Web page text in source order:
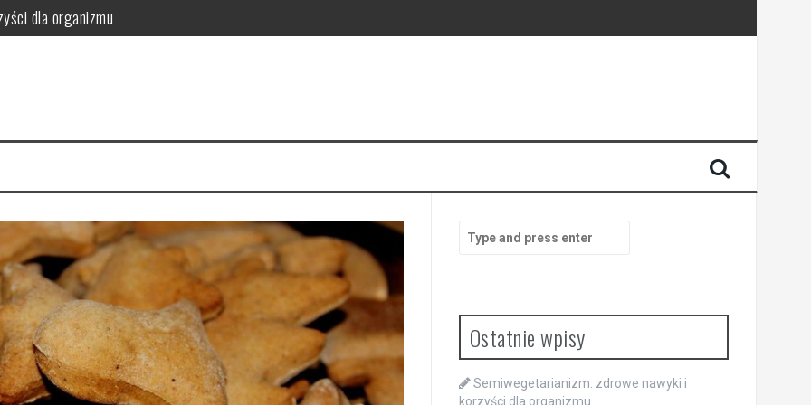
dla organizmu
i wartości odżywcze
dla organizmu
for:
Ostatnie wpisy
Semiwegetarianizm: zdrowe nawyki i
korzyści dla organizmu